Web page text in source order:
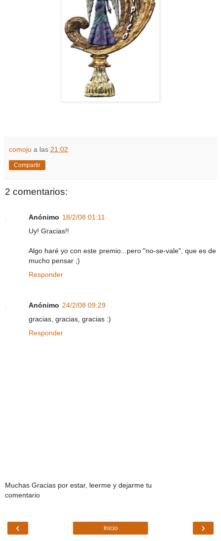
comoju a las 21:02
Compartir
2 comentarios:
Anónimo 18/2/08 01:11
Uy! Gracias!!
Algo haré yo con este premio...pero "no-se-vale", que es de
mucho pensar ;)
Responder
Anónimo 24/2/08 09:29
gracias, gracias, gracias :)
Responder
Muchas Gracias por estar, leerme y dejarme tu
comentario
‹ ›
Inicio